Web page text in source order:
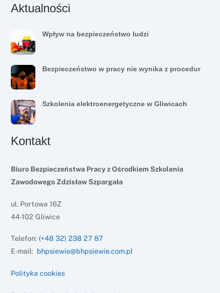
Aktualności
Wpływ na bezpieczeństwo ludzi
Bezpieczeństwo w pracy nie wynika z procedur
Szkolenia elektroenergetyczne w Gliwicach
Kontakt
Biuro Bezpieczeństwa Pracy z Ośrodkiem Szkolenia
Zawodowego Zdzisław Szpargała
ul. Portowa 16Z
44-102 Gliwice
Telefon: (+48 32) 238 27 87
E-mail: bhpsiewie@bhpsiewie.com.pl
Polityka cookies